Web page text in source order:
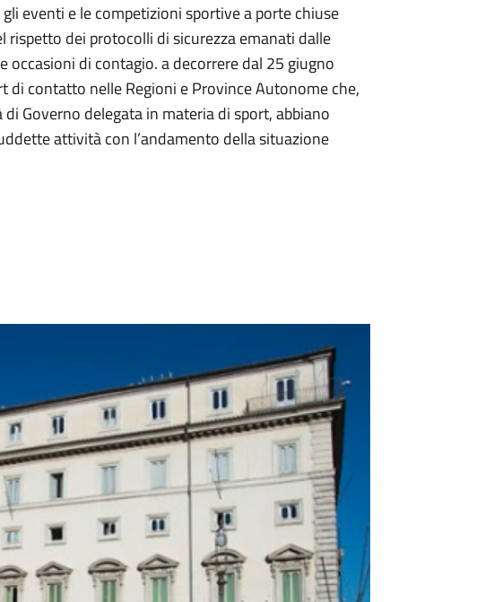
eventi e le competizioni sportive a porte chiuse
rispetto dei protocolli di sicurezza emanati dalle
di contagio. a decorrere dal 25 giugno
contatto nelle Regioni e Province Autonome che,
Governo delegata in materia di sport, abbiano
attività con l’andamento della situazione